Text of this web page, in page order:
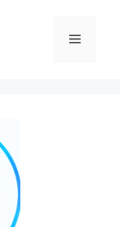
메